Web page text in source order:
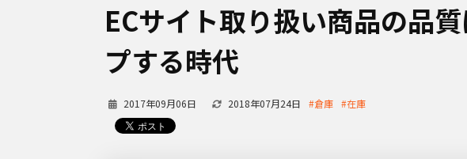
通販受注対応
ECと通販の連動を可能に
ECサイト取り扱い商品の品
プする時代
2017年09月06日 2018年07月24日 #倉庫 #在庫